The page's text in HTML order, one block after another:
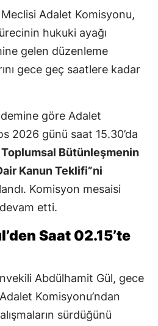
Adalet Komisyonu,
hukuki ayağı
gelen düzenleme
gece geç saatlere kadar
göre Adalet
2026 günü saat 15.30’da
Toplumsal Bütünleşmenin
Kanun Teklifi”ni
Komisyon mesaisi
devam etti.
Saat 02.15’te
Abdülhamit Gül, gece
Komisyonu’ndan
sürdüğünü